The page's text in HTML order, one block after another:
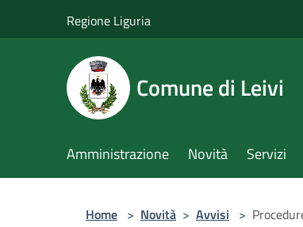
Regione Liguria
Comune di Leivi
Amministrazione Novità Servizi
Home > Novità > Avvisi >